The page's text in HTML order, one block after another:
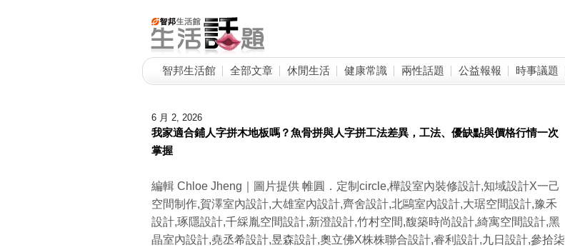
智邦生活館 全部文章 休閒生活 健康常識 兩性話題 公益報報 時事議題
6 月 2, 2026
我家適合鋪人字拼木地板嗎？魚骨拼與人字拼工法差異，工法、優缺點與價格行情一次
掌握
編輯 Chloe Jheng｜圖片提供 帷圓．定制circle,樺設室內裝修設計,知域設計X一己
空間制作,賀澤室內設計,大雄室內設計,齊舍設計,北鷗室內設計,大琚空間設計,豫禾
設計,琢隱設計,千綵胤空間設計,新澄設計,竹村空間,馥築時尚設計,綺寓空間設計,黑
晶室內設計,堯丞希設計,昱森設計,奧立佛X株株聯合設計,睿利設計,九日設計,參拾柒